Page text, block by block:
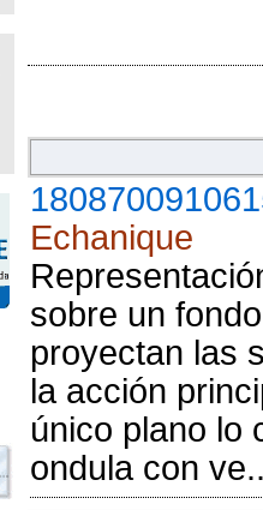
Echanique
sobre un
proyectan las
la acción
único plano lo
ondula con